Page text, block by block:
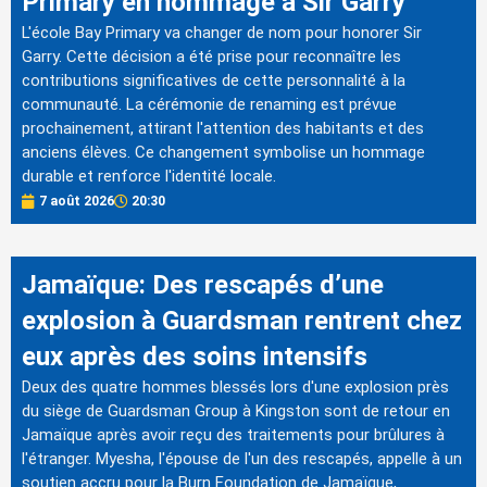
L'école Bay Primary va changer de nom pour honorer Sir
Garry. Cette décision a été prise pour reconnaître les
contributions significatives de cette personnalité à la
communauté. La cérémonie de renaming est prévue
prochainement, attirant l'attention des habitants et des
anciens élèves. Ce changement symbolise un hommage
durable et renforce l'identité locale.
7 août 2026 20:30
Jamaïque: Des rescapés d’une
explosion à Guardsman rentrent chez
eux après des soins intensifs
Deux des quatre hommes blessés lors d'une explosion près
du siège de Guardsman Group à Kingston sont de retour en
Jamaïque après avoir reçu des traitements pour brûlures à
l'étranger. Myesha, l'épouse de l'un des rescapés, appelle à un
soutien accru pour la Burn Foundation de Jamaïque,